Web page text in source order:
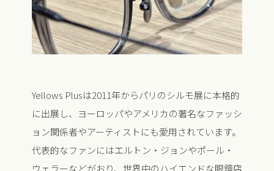
Yellows Plusは2011年からパリのシルモ展に本格的
に出展し、ヨーロッパやアメリカの著名なファッシ
ョン関係者やアーティストにも愛用されています。
代表的なファンにはエルトン・ジョンやポール・
ウェラーなどがおり、世界中のハイエンドな眼鏡店